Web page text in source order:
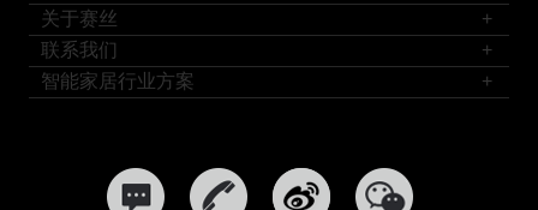
关于赛丝
+
联系我们
+
智能家居行业方案
+